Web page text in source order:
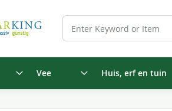
Vee Huis, erf en tuin